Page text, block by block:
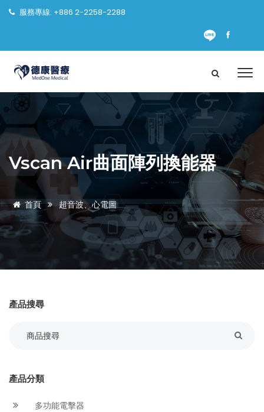
服務專線: +886 2-2258-2288
Vscan Air曲面陣列換能器
首頁 超音波、心電圖
產品搜尋
產品分類
多功能電擊器